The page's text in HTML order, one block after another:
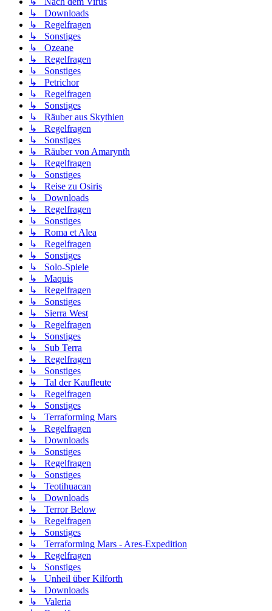
↳ Downloads
↳ Regelfragen
↳ Sonstiges
↳ Ozeane
↳ Regelfragen
↳ Sonstiges
↳ Petrichor
↳ Regelfragen
↳ Sonstiges
↳ Räuber aus Skythien
↳ Regelfragen
↳ Sonstiges
↳ Räuber von Amarynth
↳ Regelfragen
↳ Sonstiges
↳ Reise zu Osiris
↳ Downloads
↳ Regelfragen
↳ Sonstiges
↳ Roma et Alea
↳ Regelfragen
↳ Sonstiges
↳ Solo-Spiele
↳ Maquis
↳ Regelfragen
↳ Sonstiges
↳ Sierra West
↳ Regelfragen
↳ Sonstiges
↳ Sub Terra
↳ Regelfragen
↳ Sonstiges
↳ Tal der Kaufleute
↳ Regelfragen
↳ Sonstiges
↳ Terraforming Mars
↳ Regelfragen
↳ Downloads
↳ Sonstiges
↳ Regelfragen
↳ Sonstiges
↳ Teotihuacan
↳ Downloads
↳ Terror Below
↳ Regelfragen
↳ Sonstiges
↳ Terraforming Mars - Ares-Expedition
↳ Regelfragen
↳ Sonstiges
↳ Unheil über Kilforth
↳ Downloads
↳ Valeria